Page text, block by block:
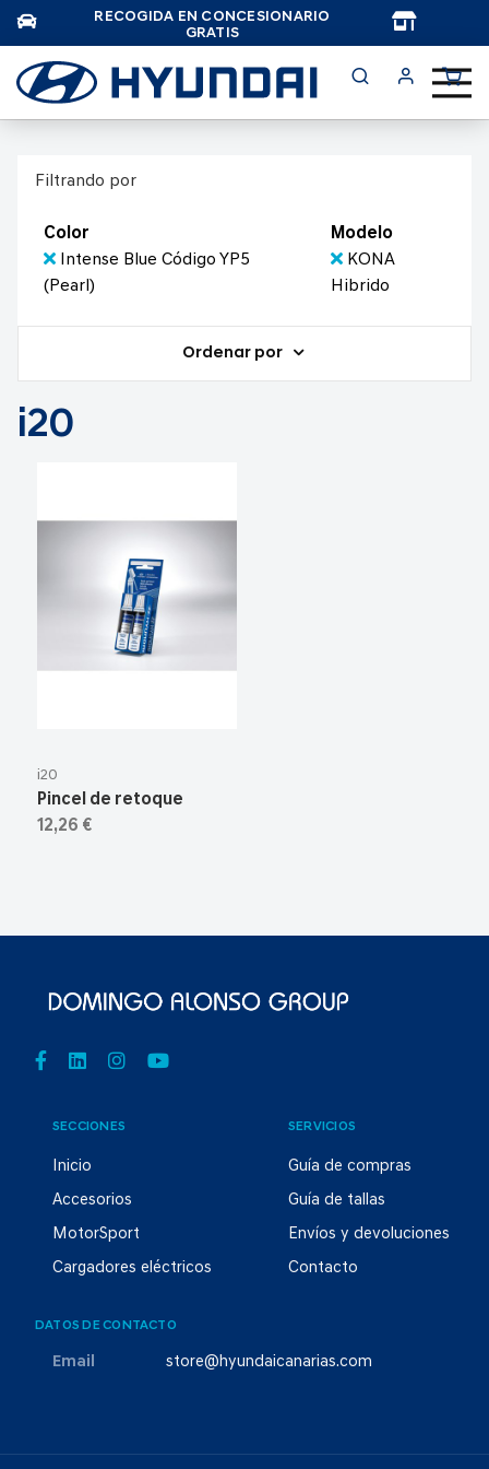
RECOGIDA EN CONCESIONARIO
GRATIS
Filtrando por
Color
Intense Blue Código YP5
(Pearl)
Modelo
KONA
Hibrido
Ordenar por
i20
i20
Pincel de retoque
12,26 €
SECCIONES
Inicio
Accesorios
MotorSport
Cargadores eléctricos
SERVICIOS
Guía de compras
Guía de tallas
Envíos y devoluciones
Contacto
DATOS DE CONTACTO
Email store@hyundaicanarias.com